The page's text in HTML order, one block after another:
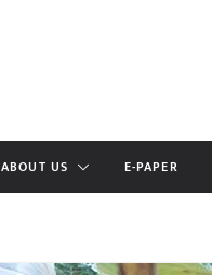
ABOUT US E-PAPER